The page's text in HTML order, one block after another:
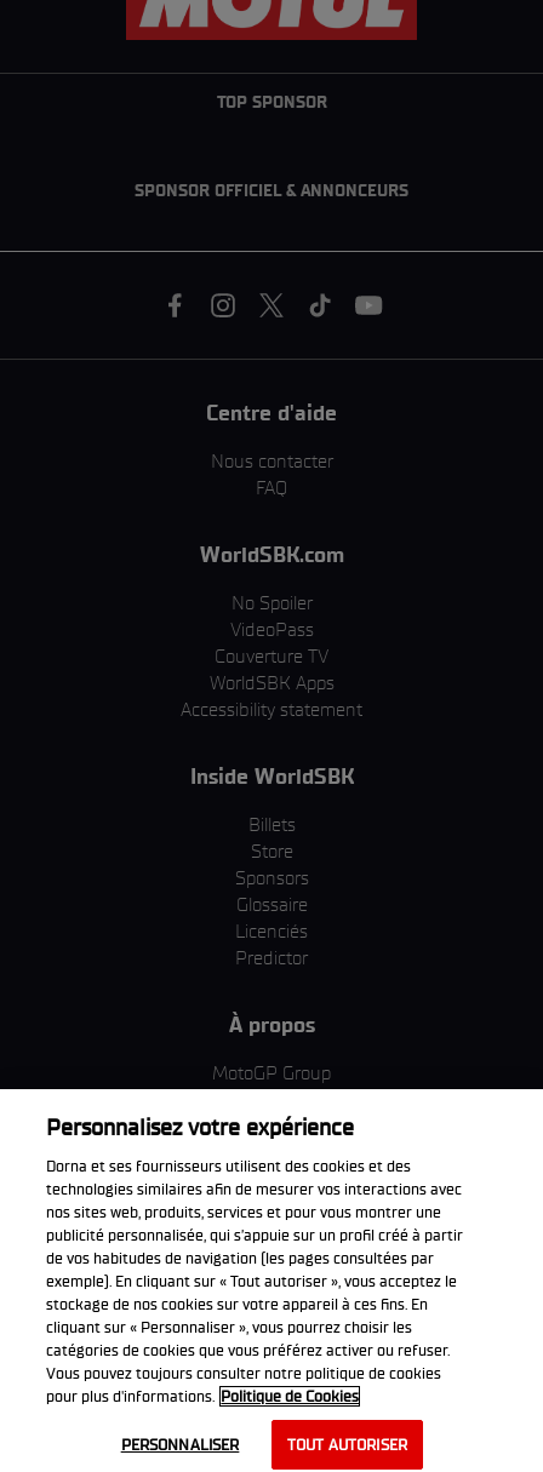
TOP SPONSOR
SPONSOR OFFICIEL & ANNONCEURS
Centre d'aide
Nous contacter
FAQ
WorldSBK.com
No Spoiler
VideoPass
Couverture TV
WorldSBK Apps
Accessibility statement
Inside WorldSBK
Billets
Store
Sponsors
Glossaire
Licenciés
Predictor
À propos
MotoGP Group
Termes et conditions d'utilisation
Politique de confidentialité
Politique d’achat
Télécharger l'appli officiell
déposées sont la propriété de leurs détenteurs respectifs.
Personnalisez votre expérience
Dorna et ses fournisseurs utilisent des cookies et des
technologies similaires afin de mesurer vos interactions avec
nos sites web, produits, services et pour vous montrer une
publicité personnalisée, qui s’appuie sur un profil créé à partir
de vos habitudes de navigation (les pages consultées par
exemple). En cliquant sur « Tout autoriser », vous acceptez le
stockage de nos cookies sur votre appareil à ces fins. En
cliquant sur « Personnaliser », vous pourrez choisir les
catégories de cookies que vous préférez activer ou refuser.
Vous pouvez toujours consulter notre politique de cookies
pour plus d'informations. Politique de Cookies
PERSONNALISER TOUT AUTORISER